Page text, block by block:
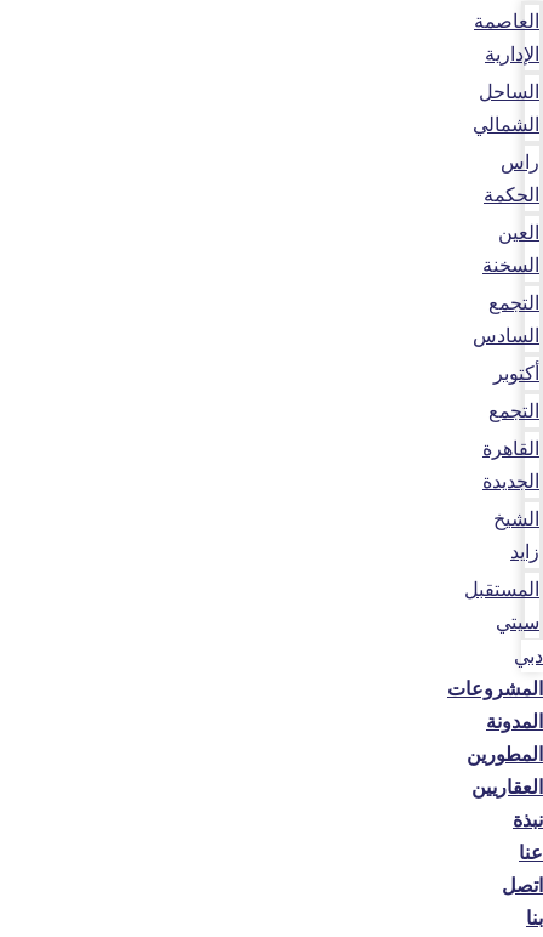
العاصمة
الإدارية
الساحل
الشمالي
راس
الحكمة
العين
السخنة
التجمع
السادس
أكتوبر
التجمع
القاهرة
الجديدة
الشيخ
زايد
المستقبل
سيتي
دبي
المشروعات
المدونة
المطورين
العقاريين
نبذة
عنا
اتصل
بنا